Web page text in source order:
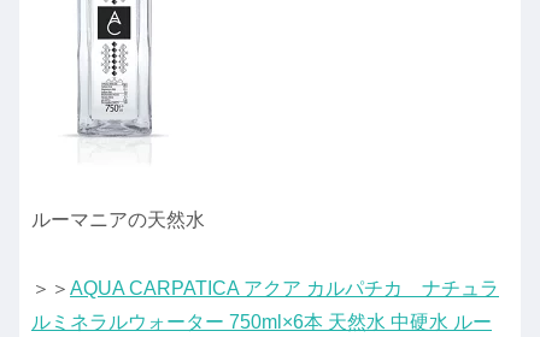
ルーマニアの天然水
＞＞ AQUA CARPATICA アクア カルパチカ ナチュラ
ルミネラルウォーター 750ml×6本 天然水 中硬水 ルー